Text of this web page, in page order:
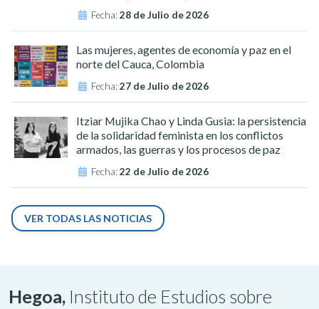
Fecha:28 de Julio de 2026
Las mujeres, agentes de economía y paz en el
norte del Cauca, Colombia
Fecha:27 de Julio de 2026
Itziar Mujika Chao y Linda Gusia: la persistencia
de la solidaridad feminista en los conflictos
armados, las guerras y los procesos de paz
Fecha:22 de Julio de 2026
VER TODAS LAS NOTICIAS
Hegoa, Instituto de Estudios sobre